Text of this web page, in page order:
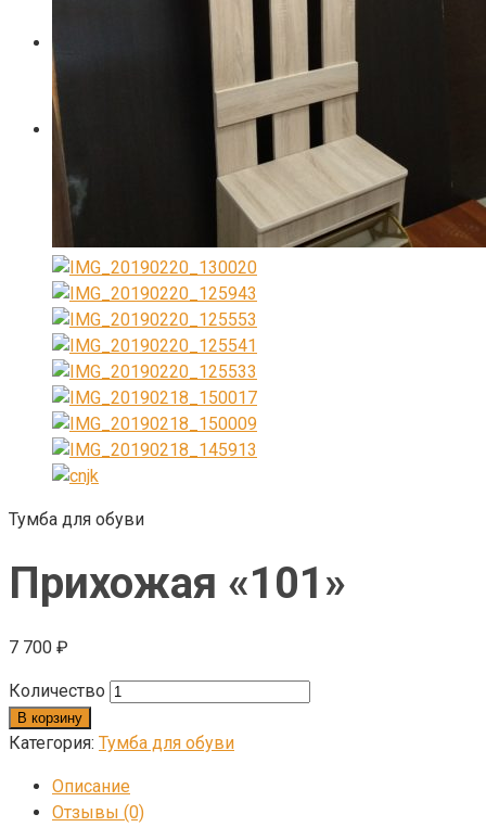
0
Корзина пуста.
8 (905) 223 16 56
Тумба для обуви
Прихожая «101»
7 700 ₽
Количество
В корзину
Категория: Тумба для обуви
Описание
Отзывы (0)